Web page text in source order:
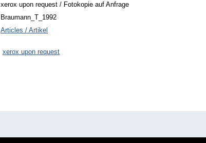
xerox upon request / Fotokopie auf Anfrage
Braumann_T_1992
Articles / Artikel
xerox upon request